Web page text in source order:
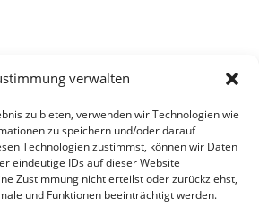
verwalten
zu bieten, verwenden wir Technologien wie
zu speichern und/oder darauf
Technologien zustimmst, können wir Daten
eindeutige IDs auf dieser Website
Zustimmung nicht erteilst oder zurückziehst,
und Funktionen beeinträchtigt werden.